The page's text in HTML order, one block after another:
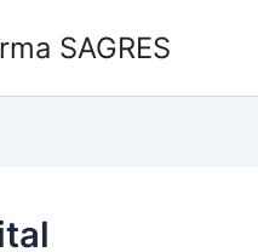
SAGRES